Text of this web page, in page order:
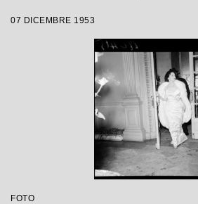
Giulini, con la regia di
07 DICEMBRE 1953
FOTO